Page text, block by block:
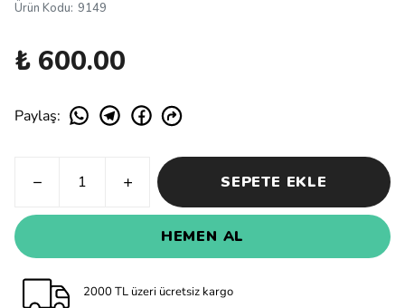
Ürün Kodu: 9149
₺ 600.00
Paylaş:
SEPETE EKLE
HEMEN AL
2000 TL üzeri ücretsiz kargo